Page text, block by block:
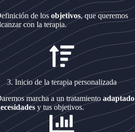
de los objetivos, que queremos
con la terapia.
3. Inicio de la terapia personalizada
marcha a un tratamientoadaptado
y tus objetivos.